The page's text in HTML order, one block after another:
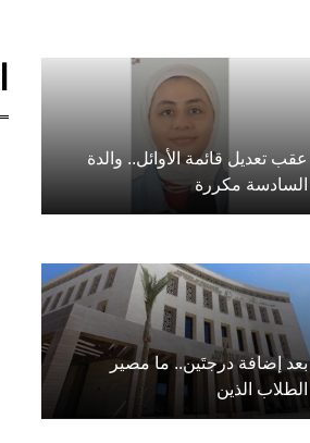
عقب تعديل قائمة الأوائل.. والدة
السادسة مكررة
بعد إضافة درجتَين.. ما مصير
الطلاب الذين